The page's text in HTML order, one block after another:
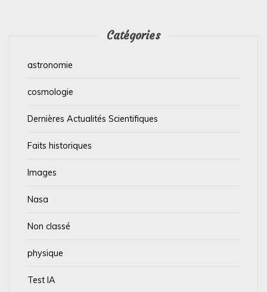
Catégories
astronomie
cosmologie
Dernières Actualités Scientifiques
Faits historiques
Images
Nasa
Non classé
physique
Test IA